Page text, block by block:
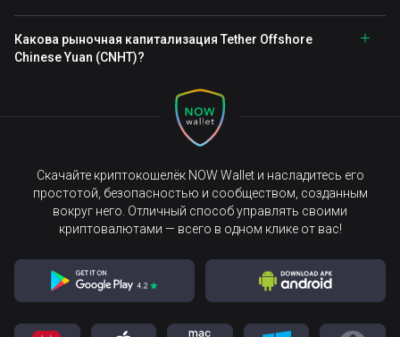
Какова рыночная капитализация Tether Offshore
Chinese Yuan (CNHT)?
Скачайте криптокошелёк NOW Wallet и насладитесь его
простотой, безопасностью и сообществом, созданным
вокруг него. Отличный способ управлять своими
криптовалютами — всего в одном клике от вас!